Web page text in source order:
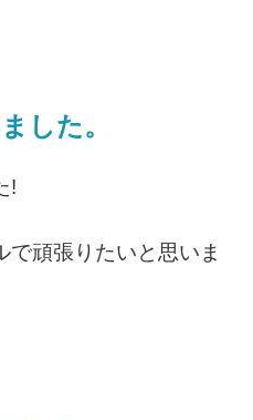
した。
!
で頑張りたいと思いま